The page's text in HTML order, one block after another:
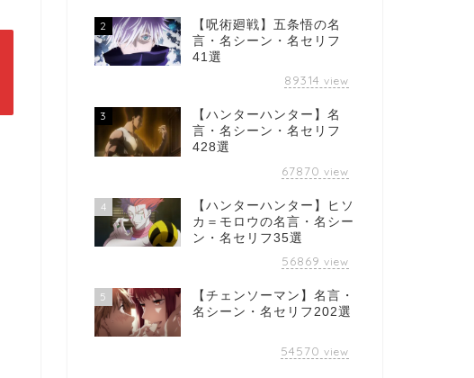
2
【呪術廻戦】五条悟の名
言・名シーン・名セリフ
41選
89314 view
3
【ハンターハンター】名
言・名シーン・名セリフ
428選
67870 view
4
【ハンターハンター】ヒソ
カ＝モロウの名言・名シー
ン・名セリフ35選
56869 view
5
【チェンソーマン】名言・
名シーン・名セリフ202選
54570 view